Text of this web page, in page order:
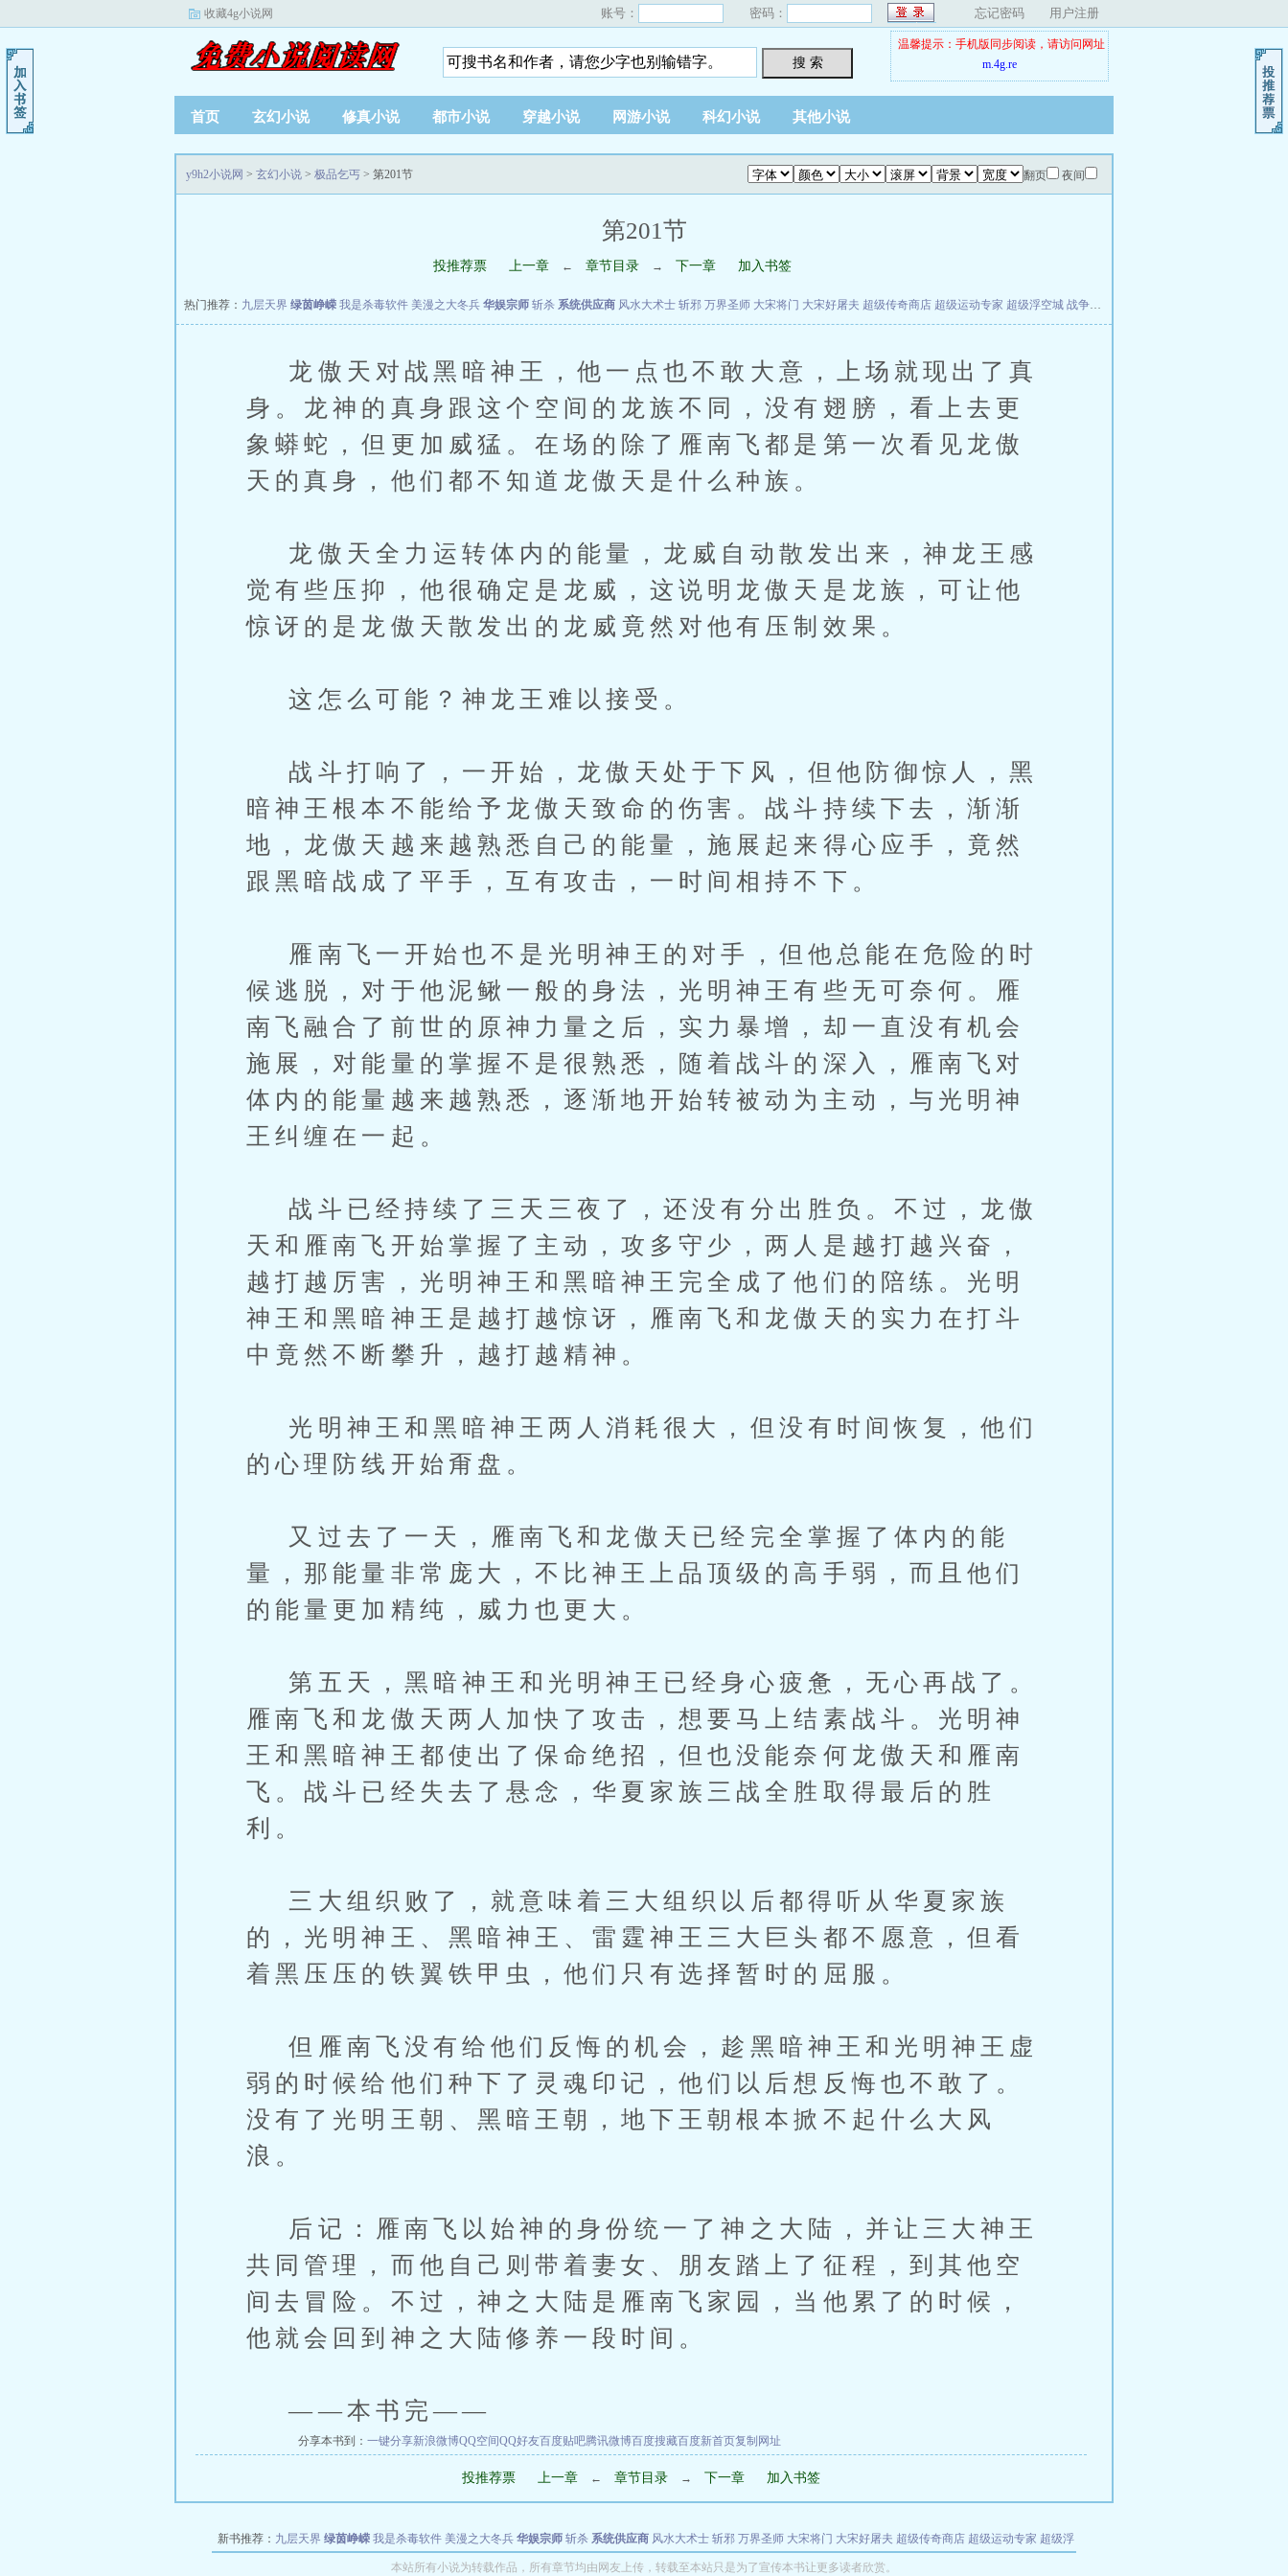
收藏4g小说网 账号： 密码： 忘记密码 用户注册
搜 索
温馨提示：手机版同步阅读，请访问网址
m.4g.re
首页 玄幻小说 修真小说 都市小说 穿越小说 网游小说 科幻小说 其他小说
翻页 夜间
y9h2小说网 > 玄幻小说 > 极品乞丐 > 第201节
第201节
投推荐票 上一章 ← 章节目录 → 下一章 加入书签
热门推荐： 九层天界 绿茵峥嵘 我是杀毒软件 美漫之大冬兵 华娱宗师 斩杀 系统供应商 风水大术士 斩邪 万界圣师 大宋将门 大宋好屠夫 超级传奇商店 超级运动专家 超级浮空城 战争天堂
龙傲天对战黑暗神王，他一点也不敢大意，上场就现出了真
身。龙神的真身跟这个空间的龙族不同，没有翅膀，看上去更
象蟒蛇，但更加威猛。在场的除了雁南飞都是第一次看见龙傲
天的真身，他们都不知道龙傲天是什么种族。
龙傲天全力运转体内的能量，龙威自动散发出来，神龙王感
觉有些压抑，他很确定是龙威，这说明龙傲天是龙族，可让他
惊讶的是龙傲天散发出的龙威竟然对他有压制效果。
这怎么可能？神龙王难以接受。
战斗打响了，一开始，龙傲天处于下风，但他防御惊人，黑
暗神王根本不能给予龙傲天致命的伤害。战斗持续下去，渐渐
地，龙傲天越来越熟悉自己的能量，施展起来得心应手，竟然
跟黑暗战成了平手，互有攻击，一时间相持不下。
雁南飞一开始也不是光明神王的对手，但他总能在危险的时
候逃脱，对于他泥鳅一般的身法，光明神王有些无可奈何。雁
南飞融合了前世的原神力量之后，实力暴增，却一直没有机会
施展，对能量的掌握不是很熟悉，随着战斗的深入，雁南飞对
体内的能量越来越熟悉，逐渐地开始转被动为主动，与光明神
王纠缠在一起。
战斗已经持续了三天三夜了，还没有分出胜负。不过，龙傲
天和雁南飞开始掌握了主动，攻多守少，两人是越打越兴奋，
越打越厉害，光明神王和黑暗神王完全成了他们的陪练。光明
神王和黑暗神王是越打越惊讶，雁南飞和龙傲天的实力在打斗
中竟然不断攀升，越打越精神。
光明神王和黑暗神王两人消耗很大，但没有时间恢复，他们
的心理防线开始甭盘。
又过去了一天，雁南飞和龙傲天已经完全掌握了体内的能
量，那能量非常庞大，不比神王上品顶级的高手弱，而且他们
的能量更加精纯，威力也更大。
第五天，黑暗神王和光明神王已经身心疲惫，无心再战了。
雁南飞和龙傲天两人加快了攻击，想要马上结素战斗。光明神
王和黑暗神王都使出了保命绝招，但也没能奈何龙傲天和雁南
飞。战斗已经失去了悬念，华夏家族三战全胜取得最后的胜
利。
三大组织败了，就意味着三大组织以后都得听从华夏家族
的，光明神王、黑暗神王、雷霆神王三大巨头都不愿意，但看
着黑压压的铁翼铁甲虫，他们只有选择暂时的屈服。
但雁南飞没有给他们反悔的机会，趁黑暗神王和光明神王虚
弱的时候给他们种下了灵魂印记，他们以后想反悔也不敢了。
没有了光明王朝、黑暗王朝，地下王朝根本掀不起什么大风
浪。
后记：雁南飞以始神的身份统一了神之大陆，并让三大神王
共同管理，而他自己则带着妻女、朋友踏上了征程，到其他空
间去冒险。不过，神之大陆是雁南飞家园，当他累了的时候，
他就会回到神之大陆修养一段时间。
——本书完——
分享本书到： 一键分享新浪微博QQ空间QQ好友百度贴吧腾讯微博百度搜藏百度新首页复制网址
投推荐票 上一章 ← 章节目录 → 下一章 加入书签
新书推荐： 九层天界 绿茵峥嵘 我是杀毒软件 美漫之大冬兵 华娱宗师 斩杀 系统供应商 风水大术士 斩邪 万界圣师 大宋将门 大宋好屠夫 超级传奇商店 超级运动专家 超级浮
都市全能巨星 绝对交易 全职武神 位面复制大师 华娱特效大亨 原始大厨王 怪物聊天群 某美漫的特工
本站所有小说为转载作品，所有章节均由网友上传，转载至本站只是为了宣传本书让更多读者欣赏。